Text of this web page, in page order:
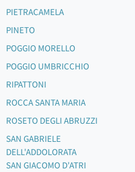
PIETRACAMELA
PINETO
POGGIO MORELLO
POGGIO UMBRICCHIO
RIPATTONI
ROCCA SANTA MARIA
ROSETO DEGLI ABRUZZI
SAN GABRIELE
DELL'ADDOLORATA
SAN GIACOMO D'ATRI